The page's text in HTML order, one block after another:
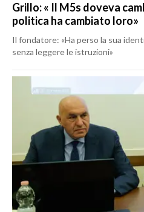
Grillo: « Il M5s doveva
politica ha cambiato loro»
Il fondatore: «Ha perso la sua
senza leggere le istruzioni»